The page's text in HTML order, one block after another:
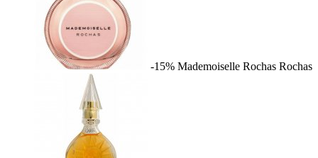
-15% Mademoiselle Rochas Rochas